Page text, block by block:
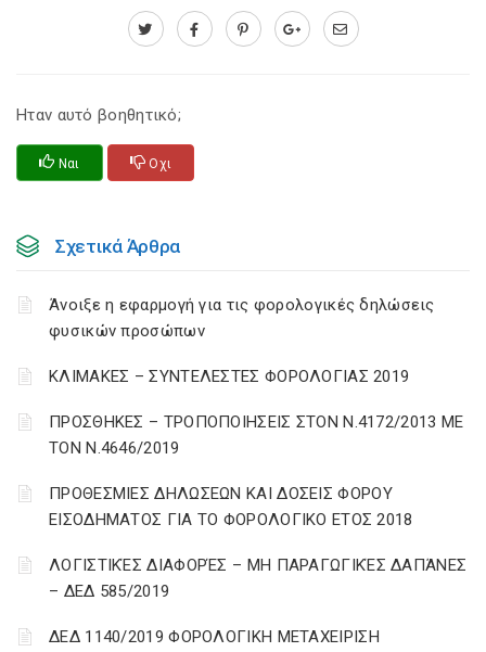
Ηταν αυτό βοηθητικό;
Ναι Οχι
Σχετικά Άρθρα
Άνοιξε η εφαρμογή για τις φορολογικές δηλώσεις
φυσικών προσώπων
ΚΛΙΜΑΚΕΣ – ΣΥΝΤΕΛΕΣΤΕΣ ΦΟΡΟΛΟΓΙΑΣ 2019
ΠΡΟΣΘΗΚΕΣ – ΤΡΟΠΟΠΟΙΗΣΕΙΣ ΣΤΟΝ Ν.4172/2013 ΜΕ
ΤΟΝ Ν.4646/2019
ΠΡΟΘΕΣΜΙΕΣ ΔΗΛΩΣΕΩΝ ΚΑΙ ΔΟΣΕΙΣ ΦΟΡΟΥ
ΕΙΣΟΔΗΜΑΤΟΣ ΓΙΑ ΤΟ ΦΟΡΟΛΟΓΙΚΟ ΕΤΟΣ 2018
ΛΟΓΙΣΤΙΚΈΣ ΔΙΑΦΟΡΈΣ – ΜΗ ΠΑΡΑΓΩΓΙΚΈΣ ΔΑΠΆΝΕΣ
– ΔΕΔ 585/2019
ΔΕΔ 1140/2019 ΦΟΡΟΛΟΓΙΚΗ ΜΕΤΑΧΕΙΡΙΣΗ